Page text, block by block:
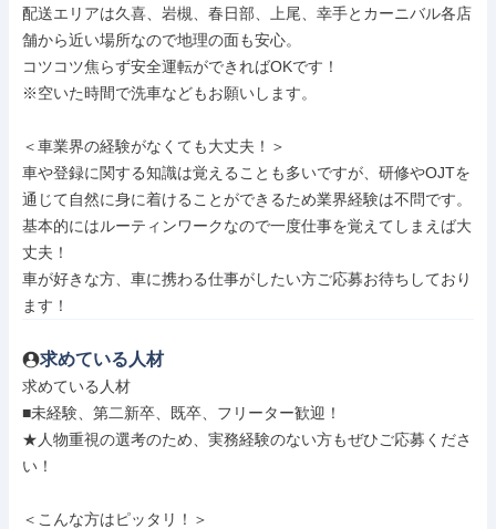
配送エリアは久喜、岩槻、春日部、上尾、幸手とカーニバル各店
舗から近い場所なので地理の面も安心。
コツコツ焦らず安全運転ができればOKです！
※空いた時間で洗車などもお願いします。
＜車業界の経験がなくても大丈夫！＞
車や登録に関する知識は覚えることも多いですが、研修やOJTを
通じて自然に身に着けることができるため業界経験は不問です。
基本的にはルーティンワークなので一度仕事を覚えてしまえば大
丈夫！
車が好きな方、車に携わる仕事がしたい方ご応募お待ちしており
ます！
求めている人材
求めている人材
■未経験、第二新卒、既卒、フリーター歓迎！
★人物重視の選考のため、実務経験のない方もぜひご応募くださ
い！
＜こんな方はピッタリ！＞